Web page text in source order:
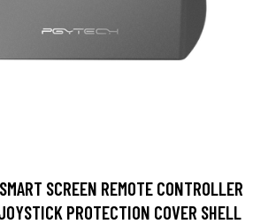
SCREEN REMOTE CONTROLLER
PROTECTION COVER SHELL